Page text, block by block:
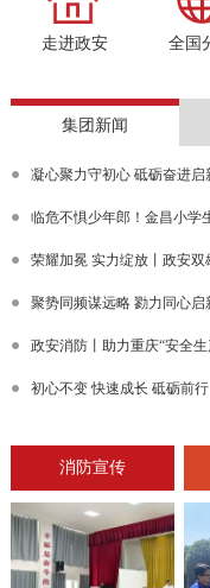
走进政安 全国
集团新闻
凝心聚力守初心 砥砺奋进启
临危不惧少年郎！金昌小学
聚势同频谋远略 勠力同心启
初心不变 快速成长 砥砺前行
消防宣传